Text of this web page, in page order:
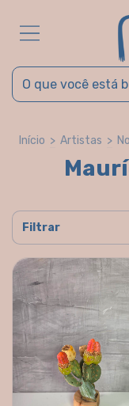
Início > Artistas >
Filtrar